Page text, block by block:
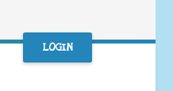
LOGIN